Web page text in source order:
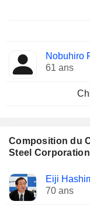
Nobuhiro
61 ans
Composition du
Steel Corporation
Administrateur
Eiji
70 ans